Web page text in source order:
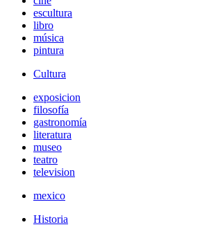
escultura
libro
música
pintura
Cultura
exposicion
filosofía
gastronomía
literatura
museo
teatro
television
mexico
Historia